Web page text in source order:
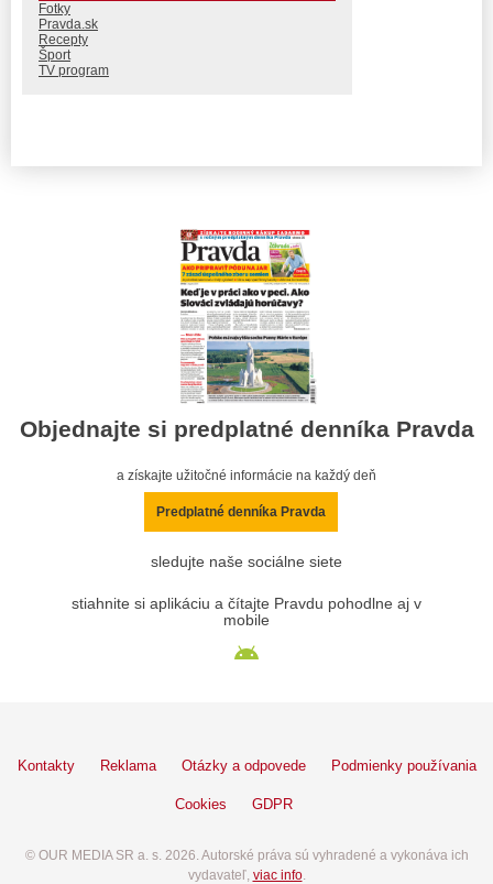
Fotky
Pravda.sk
Recepty
Šport
TV program
Objednajte si predplatné denníka Pravda
a získajte užitočné informácie na každý deň
Predplatné denníka Pravda
sledujte naše sociálne siete
stiahnite si aplikáciu a čítajte Pravdu pohodlne aj v
mobile
Kontakty Reklama Otázky a odpovede Podmienky používania
Cookies GDPR
© OUR MEDIA SR a. s. 2026. Autorské práva sú vyhradené a vykonáva ich
vydavateľ, viac info.